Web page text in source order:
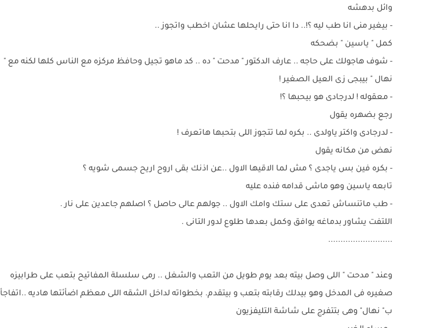
وائل بدهشه
- بيغير منى انا طب ليه ؟!.. دا انا حتى رايحلها عشان اخطب واتجوز ..
كمل " ياسين " بضحكه
- شوف هاجولك على حاجه .. عارف الدكتور " مدحت " ده .. كد ماهو تجيل وحافظ مركزه مع الناس كلها لكنه مع "
نهال " بيبجى زى العيل الصغير !
- معقوله ! لدرجادى هو بيحبها ؟!
رجع بضهره يقول
- لدرجادى واكتر ياولدى .. بكره لما تتجوز اللى بتحبها هاتعرف !
نهض من مكانه يقول
- بكره فين بس ياجدى ؟ مش لما الاقيها الاول ..عن اذنك بقى اروح اريح جسمى شويه ؟
تابعه ياسين وهو ماشى قدامه فنده عليه
- طب ماتنساش تعدى على ستك وامك الاول .. جولهم عالى حاصل ؟ اصلهم جاعدين على نار .
اللتفت يشاور بدماغه يوافق وكمل بعدها طلوع لدور التانى .
..........................
وعند " مدحت " اللى وصل بيته بعد يوم طويل من التعب والشغل .. رمى سلسلة المفاتيح بتعب على طرابيزه
صغيره فى المدخل وهو بيدلك رقابته بتعب و بيتقدم. بخطواته لداخل الشقه اللى معظم اضأئتها هاديه ..اتفاجأ
ب" نهال" وهى بتتفرج على شاشة التليفزيون